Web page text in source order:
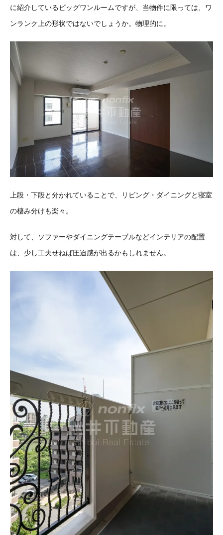
に紹介しているビッグワンルームですが、当物件に限っては、ワ
ンランク上の形状ではないでしょうか。物理的に。
上段・下段と分かれていることで、リビング・ダイニングと寝室
の棲み分けも楽々。
対して、ソファーやダイニングテーブルなどインテリアの配置
は、少し工夫せねば圧迫感が出るかもしれません。